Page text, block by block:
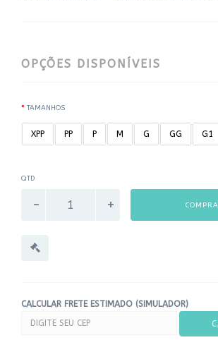
OPÇÕES DISPONÍVEIS
TAMANHOS
XPP PP P M G GG G1
QTD
CALCULAR FRETE ESTIMADO (SIMULADOR)